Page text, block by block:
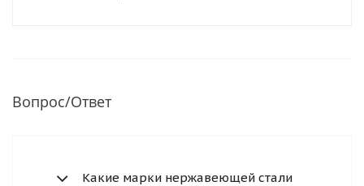
Вопрос/Ответ
Какие марки нержавеющей стали